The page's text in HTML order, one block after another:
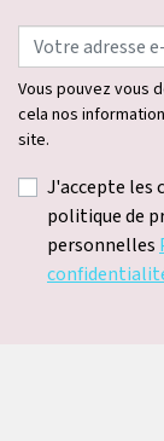
Vous pouvez vous
cela nos
site.
J'accepte les
politique de
personnelles